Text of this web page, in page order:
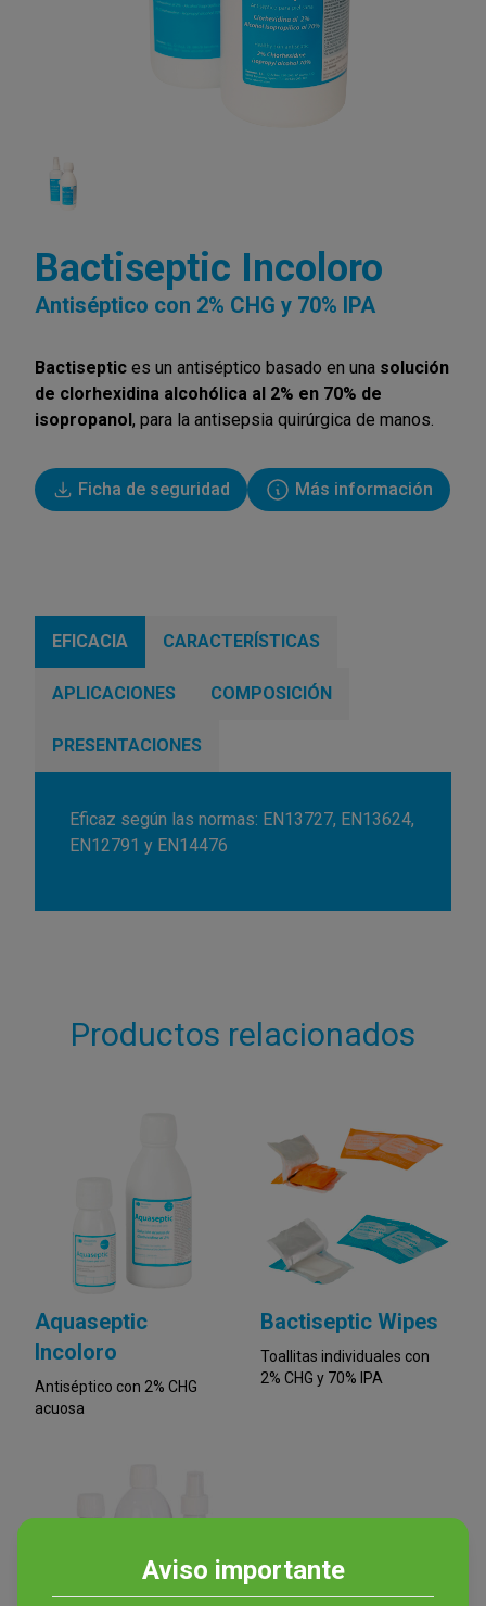
Bactiseptic Incoloro
Antiséptico con 2% CHG y 70% IPA
Bactiseptic es un antiséptico basado en una solución
de clorhexidina alcohólica al 2% en 70% de
isopropanol, para la antisepsia quirúrgica de manos.
Ficha de seguridad Más información
EFICACIA CARACTERÍSTICAS
APLICACIONES COMPOSICIÓN
PRESENTACIONES
Eficaz según las normas: EN13727, EN13624,
EN12791 y EN14476
Productos relacionados
Aquaseptic
Incoloro
Antiséptico con 2% CHG
acuosa
Bactiseptic Wipes
Toallitas individuales con
2% CHG y 70% IPA
Aviso importante